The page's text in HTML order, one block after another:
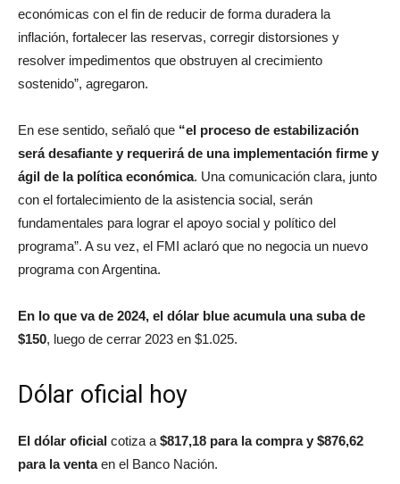
económicas con el fin de reducir de forma duradera la
inflación, fortalecer las reservas, corregir distorsiones y
resolver impedimentos que obstruyen al crecimiento
sostenido”, agregaron.
En ese sentido, señaló que “el proceso de estabilización
será desafiante y requerirá de una implementación firme y
ágil de la política económica. Una comunicación clara, junto
con el fortalecimiento de la asistencia social, serán
fundamentales para lograr el apoyo social y político del
programa”. A su vez, el FMI aclaró que no negocia un nuevo
programa con Argentina.
En lo que va de 2024, el dólar blue acumula una suba de
$150, luego de cerrar 2023 en $1.025.
Dólar oficial hoy
El dólar oficial cotiza a$817,18 para la compra y $876,62
para la ventaen el Banco Nación.